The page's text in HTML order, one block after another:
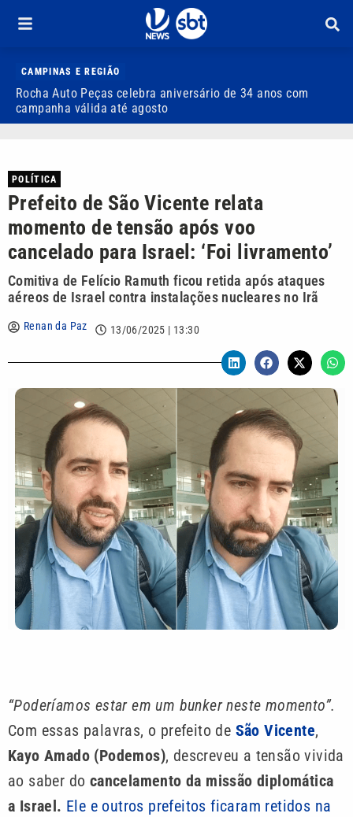
CAMPINAS E REGIÃO
Rocha Auto Peças celebra aniversário de 34 anos com
campanha válida até agosto
POLÍTICA
Prefeito de São Vicente relata
momento de tensão após voo
cancelado para Israel: ‘Foi livramento’
Comitiva de Felício Ramuth ficou retida após ataques
aéreos de Israel contra instalações nucleares no Irã
Renan da Paz 13/06/2025 | 13:30
“Poderíamos estar em um bunker neste momento”.
Com essas palavras, o prefeito de São Vicente,
Kayo Amado (Podemos), descreveu a tensão vivida
ao saber do cancelamento da missão diplomática
a Israel. Ele e outros prefeitos ficaram retidos na